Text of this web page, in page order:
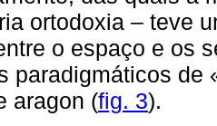
ortodoxia – teve
o espaço e os
paradigmáticos de
aragon (fig. 3).